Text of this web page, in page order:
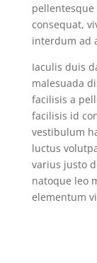
consequat,
interdum ad
Iaculis duis
malesuada
facilisis a
facilisis id
vestibulum
luctus
varius justo
natoque leo
elementum